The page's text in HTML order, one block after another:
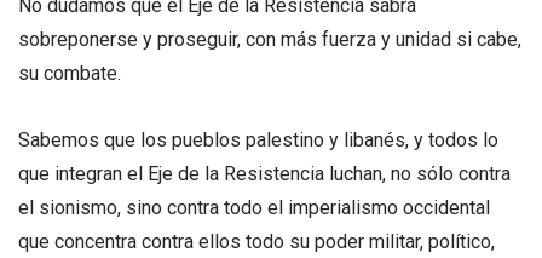
No dudamos que el Eje de la Resistencia sabrá
sobreponerse y proseguir, con más fuerza y unidad si cabe,
su combate.
Sabemos que los pueblos palestino y libanés, y todos lo
que integran el Eje de la Resistencia luchan, no sólo contra
el sionismo, sino contra todo el imperialismo occidental
que concentra contra ellos todo su poder militar, político,